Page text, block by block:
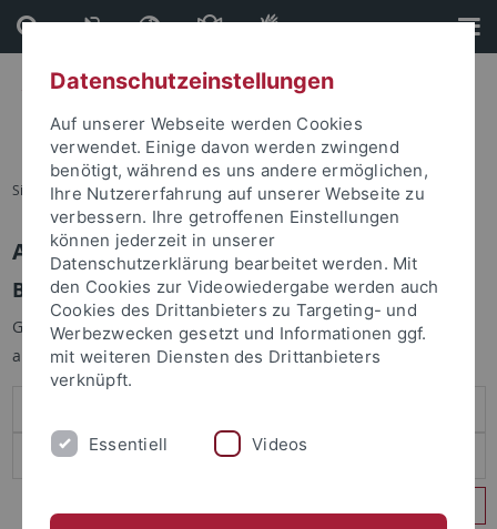
Direkt
zum
Inhalt
Direkt
zur
Fußleiste
Sie sind hier: Startseite
Anmelden
Benutzeranmeldung
Geben Sie Ihren Benutzernamen und Ihr Passwort an um sich
anzumelden:
Datenschutzeinstellungen
Auf unserer Webseite werden Cookies
verwendet. Einige davon werden zwingend
benötigt, während es uns andere ermöglichen,
Ihre Nutzererfahrung auf unserer Webseite zu
verbessern. Ihre getroffenen Einstellungen
können jederzeit in unserer
Datenschutzerklärung bearbeitet werden. Mit
den Cookies zur Videowiedergabe werden auch
Cookies des Drittanbieters zu Targeting- und
Werbezwecken gesetzt und Informationen ggf.
mit weiteren Diensten des Drittanbieters
verknüpft.
Essentiell Videos